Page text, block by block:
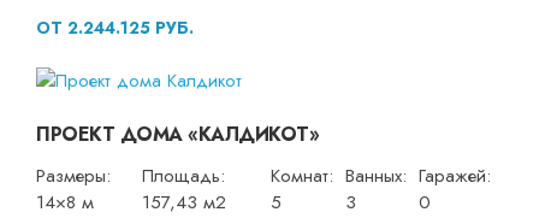
ОТ 2.244.125 РУБ.
ПРОЕКТ ДОМА «КАЛДИКОТ»
Размеры:
14×8 м
Площадь:
157,43 м2
Комнат:
5
Ванных:
3
Гаражей:
0